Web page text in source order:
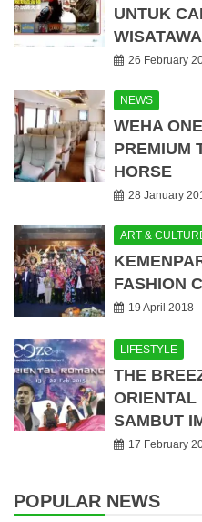
UNTUK
26 February
NEWS
WEHA
PREMIUM
HORSE
28 January
ART &
FASHION
19 April 2018
LIFESTYLE
THE
ORIENTAL
SAMBUT
17 February
POPULAR NEWS